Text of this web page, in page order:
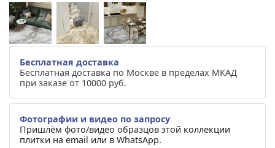
Бесплатная доставка
Бесплатная доставка по Москве в пределах МКАД
при заказе от 10000 руб.
Фотографии и видео по запросу
Пришлём фото/видео образцов этой коллекции
плитки на email или в WhatsApp.